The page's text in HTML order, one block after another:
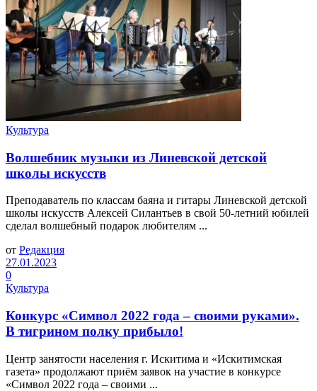
Культура
Волшебник музыки из Линевской детской
школы искусств
Преподаватель по классам баяна и гитары Линевской детской
школы искусств Алексей Силантьев в свой 50-летний юбилей
сделал волшебный подарок любителям ...
от Редакция
27.01.2023
0
Культура
Конкурс «Символ 2022 года – своими руками».
В тигрином полку прибыло!
Центр занятости населения г. Искитима и «Искитимская
газета» продолжают приём заявок на участие в конкурсе
«Символ 2022 года – своими ...